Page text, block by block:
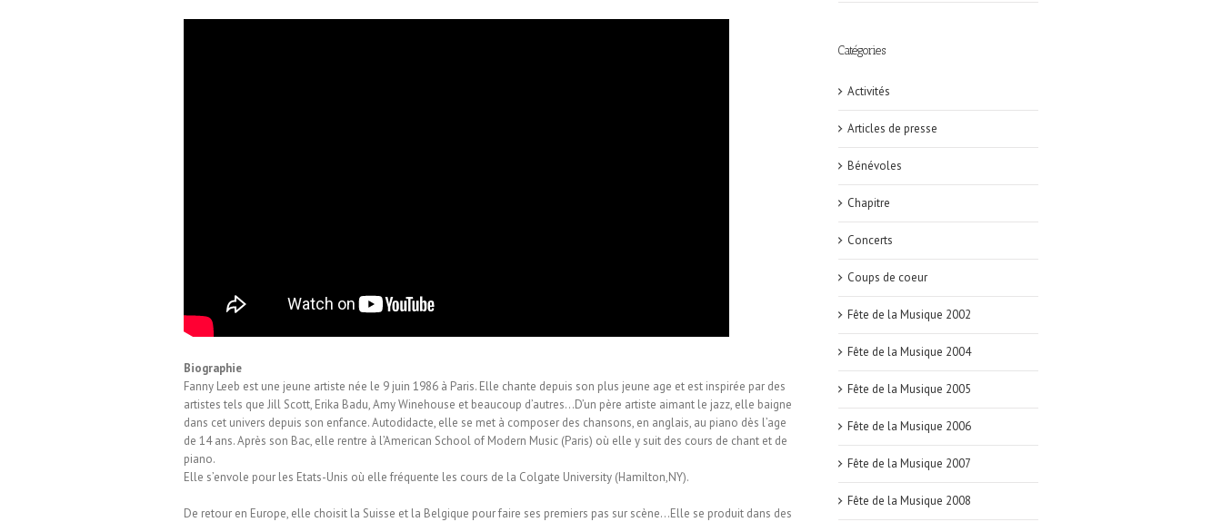
Biographie
Fanny Leeb est une jeune artiste née le 9 juin 1986 à Paris. Elle chante depuis son plus jeune age et est inspirée par des
artistes tels que Jill Scott, Erika Badu, Amy Winehouse et beaucoup d’autres…D’un père artiste aimant le jazz, elle baigne
dans cet univers depuis son enfance. Autodidacte, elle se met à composer des chansons, en anglais, au piano dès l’age
de 14 ans. Après son Bac, elle rentre à l’American School of Modern Music (Paris) où elle y suit des cours de chant et de
piano.
Elle s’envole pour les Etats-Unis où elle fréquente les cours de la Colgate University (Hamilton,NY).
De retour en Europe, elle choisit la Suisse et la Belgique pour faire ses premiers pas sur scène…Elle se produit dans des
Catégories
Activités
Articles de presse
Bénévoles
Chapitre
Concerts
Coups de coeur
Fête de la Musique 2002
Fête de la Musique 2004
Fête de la Musique 2005
Fête de la Musique 2006
Fête de la Musique 2007
Fête de la Musique 2008